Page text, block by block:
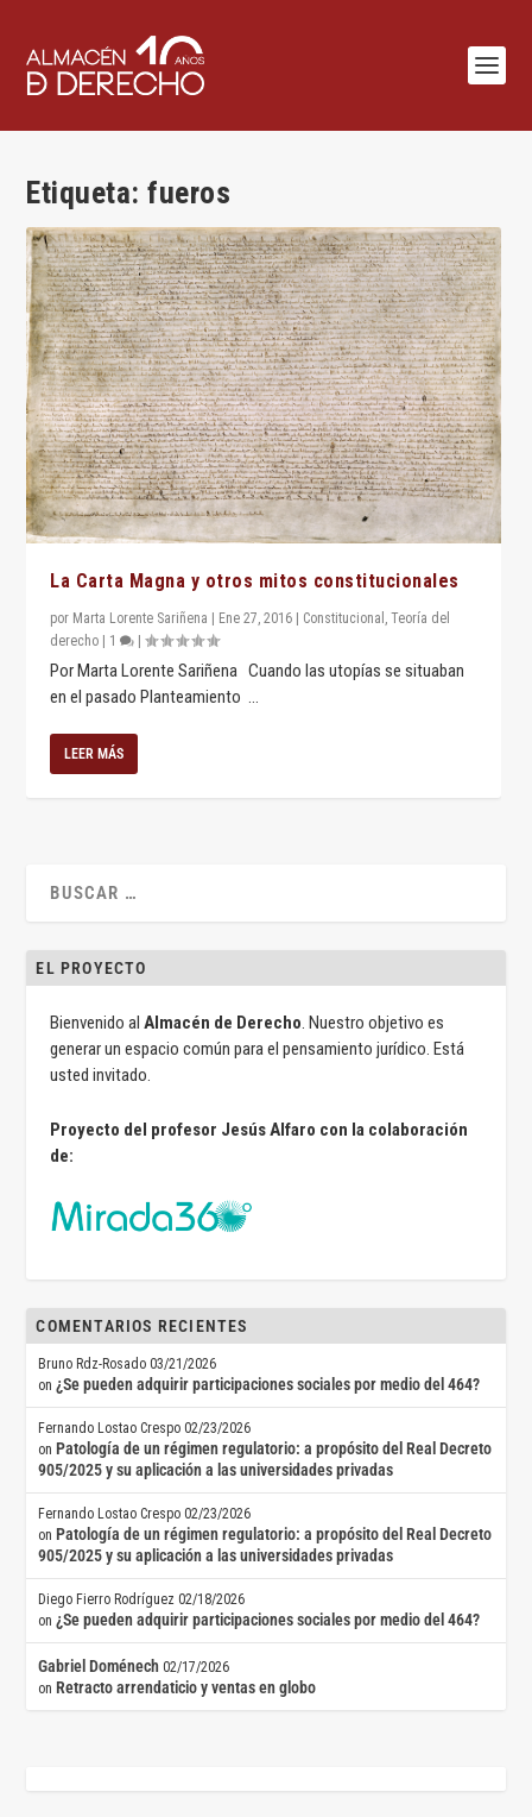
Etiqueta:fueros
La Carta Magna y otros mitos constitucionales
por Marta Lorente Sariñena Ene 27, 2016 Constitucional ,Teoría del
derecho
1 |
Por Marta Lorente Sariñena Cuando las utopías se situaban
en el pasado Planteamiento ...
LEER MÁS
EL PROYECTO
Bienvenido alAlmacén de Derecho. Nuestro objetivo es
generar un espacio común para el pensamiento jurídico. Está
usted invitado.
Proyecto del profesor Jesús Alfaro con la colaboración
de:
COMENTARIOS RECIENTES
Bruno Rdz-Rosado 03/21/2026
on¿Se pueden adquirir participaciones sociales por medio del 464?
Fernando Lostao Crespo 02/23/2026
on Patología de un régimen regulatorio: a propósito del Real Decreto
905/2025 y su aplicación a las universidades privadas
Fernando Lostao Crespo 02/23/2026
on Patología de un régimen regulatorio: a propósito del Real Decreto
905/2025 y su aplicación a las universidades privadas
Diego Fierro Rodríguez 02/18/2026
on¿Se pueden adquirir participaciones sociales por medio del 464?
Gabriel Doménech 02/17/2026
on Retracto arrendaticio y ventas en globo